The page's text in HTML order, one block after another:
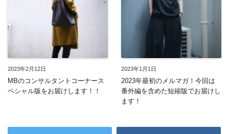
2023年2月12日
MBのコンサルタントコーナース
ペシャル版をお届けします！！
2023年1月1日
2023年最初のメルマガ！今回は
番外編を含めた短縮版でお届けし
ます！